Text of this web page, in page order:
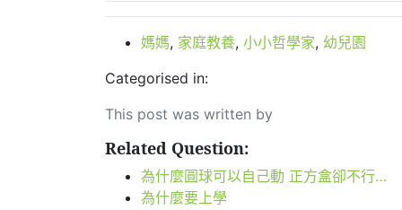
媽媽, 家庭教養, 小小哲學家, 幼兒園
Categorised in:
This post was written by
Related Question:
為什麼圓球可以自己動 正方盒卻不行…
為什麼要上學